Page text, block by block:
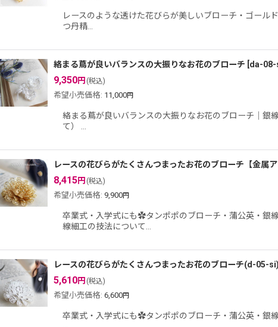
レースのような透けた花びらが美しいブローチ・ゴール
つ丹精…
絡まる蔦が良いバランスの大振りなお花のブローチ da-08-
9,350円 (税込)
希望小売価格: 11,000円
絡まる蔦が良いバランスの大振りなお花のブローチ｜
て） …
レースの花びらがたくさんつまったお花のブローチ【金属
8,415円 (税込)
希望小売価格: 9,900円
卒業式・入学式にも✿タンポポのブローチ・蒲公英・銀
線細工の技法について…
レースの花びらがたくさんつまったお花のブローチ(d-05-si)
5,610円 (税込)
希望小売価格: 6,600円
卒業式・入学式にも✿タンポポのブローチ・蒲公英・銀